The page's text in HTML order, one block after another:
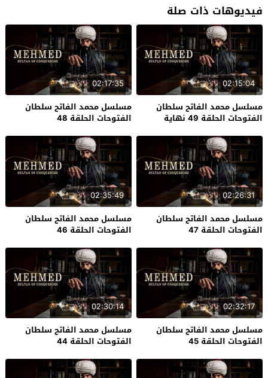
فيديوهات ذات صلة
02:15:04
مسلسل محمد الفاتح سلطان
الفتوحات الحلقة 49 نهاية
02:17:35
مسلسل محمد الفاتح سلطان
الفتوحات الحلقة 48
02:26:31
مسلسل محمد الفاتح سلطان
الفتوحات الحلقة 47
02:35:49
مسلسل محمد الفاتح سلطان
الفتوحات الحلقة 46
02:32:17
مسلسل محمد الفاتح سلطان
الفتوحات الحلقة 45
02:30:14
مسلسل محمد الفاتح سلطان
الفتوحات الحلقة 44